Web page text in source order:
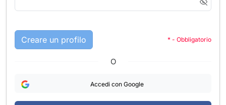
Creare un profilo * - Obbligatorio
O
Accedi con Google